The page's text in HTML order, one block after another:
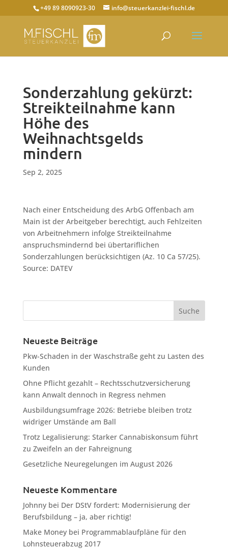
+49 89 8090923-30 info@steuerkanzlei-fischl.de
Sonderzahlung gekürzt:
Streikteilnahme kann
Höhe des
Weihnachtsgelds
mindern
Sep 2, 2025
Nach einer Entscheidung des ArbG Offenbach am
Main ist der Arbeitgeber berechtigt, auch Fehlzeiten
von Arbeitnehmern infolge Streikteilnahme
anspruchsmindernd bei übertariflichen
Sonderzahlungen berücksichtigen (Az. 10 Ca 57/25).
Source: DATEV
Neueste Beiträge
Pkw-Schaden in der Waschstraße geht zu Lasten des
Kunden
Ohne Pflicht gezahlt – Rechtsschutzversicherung
kann Anwalt dennoch in Regress nehmen
Ausbildungsumfrage 2026: Betriebe bleiben trotz
widriger Umstände am Ball
Trotz Legalisierung: Starker Cannabiskonsum führt
zu Zweifeln an der Fahreignung
Gesetzliche Neuregelungen im August 2026
Neueste Kommentare
Johnnybei Der DStV fordert: Modernisierung der
Berufsbildung – ja, aber richtig!
Make Moneybei Programmablaufpläne für den
Lohnsteuerabzug 2017